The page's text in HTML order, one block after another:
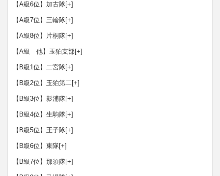
【A級6位】加古隊[+]
【A級7位】三輪隊[+]
【A級8位】片桐隊[+]
【A級 他】玉狛支部[+]
【B級1位】二宮隊[+]
【B級2位】玉狛第二[+]
【B級3位】影浦隊[+]
【B級4位】生駒隊[+]
【B級5位】王子隊[+]
【B級6位】東隊[+]
【B級7位】那須隊[+]